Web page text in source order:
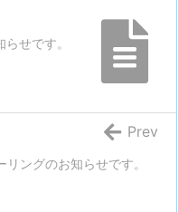
せです。
ングのお知らせです。
Prev